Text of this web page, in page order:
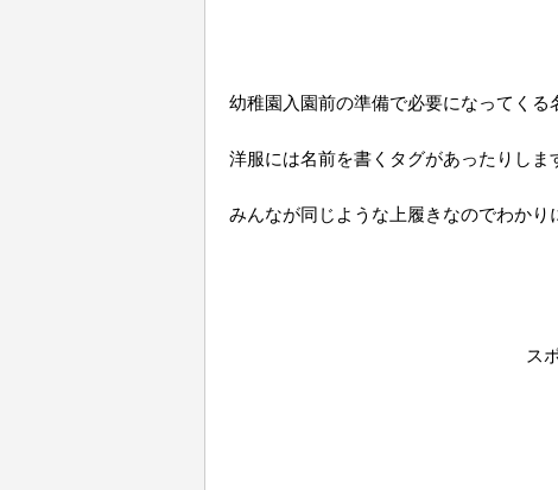
幼稚園入園前の準備で必要になってくる
洋服には名前を書くタグがあったりし
みんなが同じような上履きなのでわかり
ス